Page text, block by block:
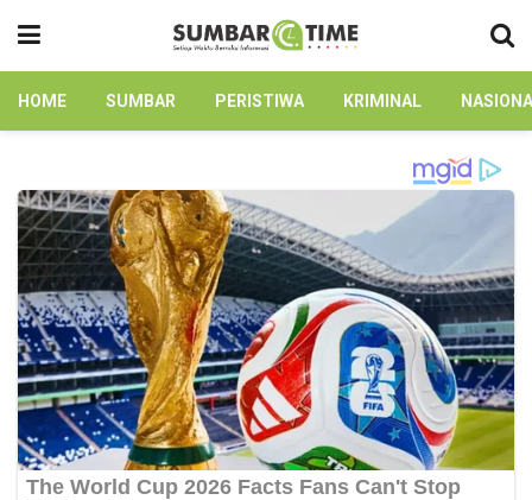
HOME SUMBAR PERISTIWA KRIMINAL